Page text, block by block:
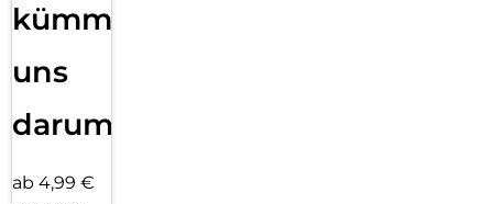
kümmern
uns
darum!
ab 4,99 €